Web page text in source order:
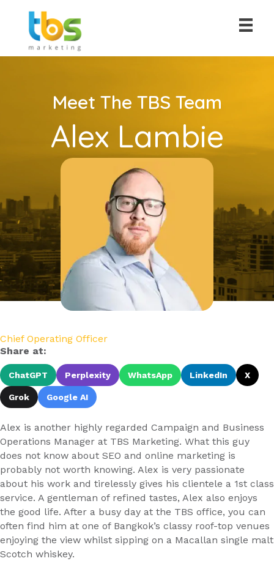
Meet The TBS Team
Alex Lambie
Chief Operating Officer
Share at:
ChatGPT Perplexity WhatsApp LinkedIn X
Grok Google AI
Alex is another highly regarded Campaign and Business
Operations Manager at TBS Marketing. What this guy
does not know about SEO and online marketing is
probably not worth knowing. Alex is very passionate
about his work and tirelessly gives his clientele a 1st class
service. A gentleman of refined tastes, Alex also enjoys
the good life. After a busy day at the TBS office, you can
often find him at one of Bangkok’s classy roof-top venues
enjoying the view whilst sipping on a Macallan single malt
Scotch whiskey.